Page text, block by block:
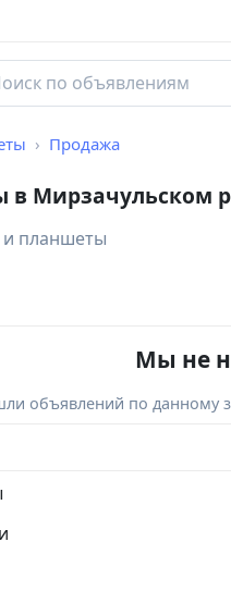
Продажа
Мирзачульском
и планшеты
Мы не
объявлений по данному